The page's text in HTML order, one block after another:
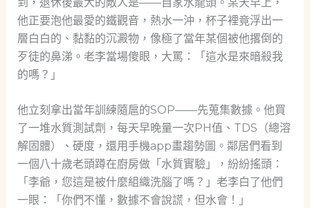
他正要泡他最愛的鐵觀音，熱水一沖，杯子裡竟浮出一
層白白的、黏黏的沉澱物，像極了當年某個被他撂倒的
歹徒的鼻涕。老李當場傻眼，大罵：「這水是來暗殺我
的嗎？」
他立刻拿出當年訓練隨扈的SOP——先蒐集數據。他買
了一堆水質測試劑，每天早晚量一次PH值、TDS（總溶
解固體）、硬度，還用手機app畫趨勢圖。鄰居們看到
一個八十歲老頭蹲在廚房做「水質實驗」，紛紛搖頭：
「李爺，您這是被什麼組織洗腦了嗎？」老李白了他們
一眼：「你們不懂，數據不會說謊，但水會！」